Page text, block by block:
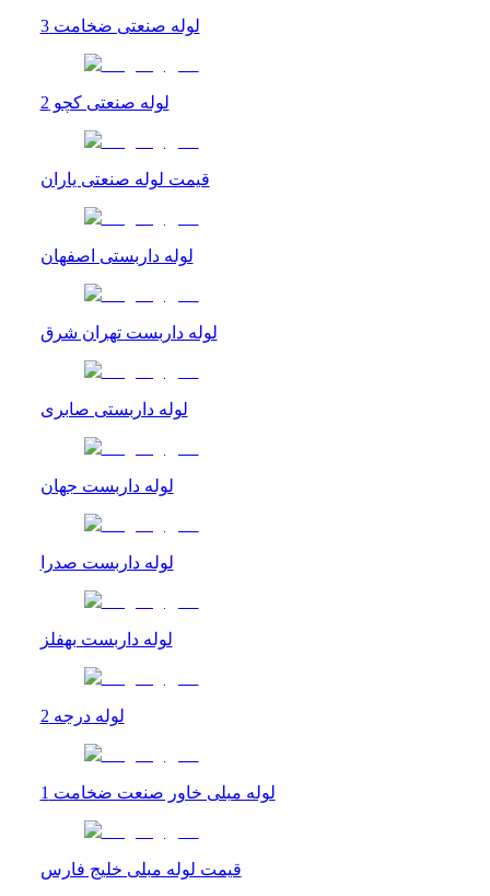
لوله صنعتی ضخامت 3
لوله صنعتی کچو 2
قیمت لوله صنعتی یاران
لوله داربستی اصفهان
لوله داربست تهران شرق
لوله داربستی صابری
لوله داربست جهان
لوله داربست صدرا
لوله داربست بهفلز
لوله درجه 2
لوله مبلی خاور صنعت ضخامت 1
قیمت لوله مبلی خلیج فارس